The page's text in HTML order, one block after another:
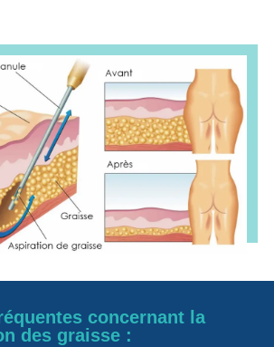
concernant la
des graisse :